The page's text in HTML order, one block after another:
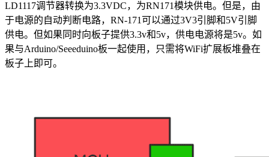
LD1117调节器转换为3.3VDC，为RN171模块供电。但是，由
于电源的自动判断电路，RN-171可以通过3V3引脚和5V引脚
供电。但如果同时向板子提供3.3v和5v，供电电源将是5v。如
果与Arduino/Seeeduino板一起使用，只需将WiFi扩展板堆叠在
板子上即可。